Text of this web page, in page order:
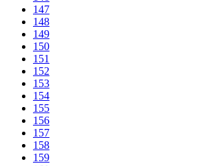
147
148
149
150
151
152
153
154
155
156
157
158
159